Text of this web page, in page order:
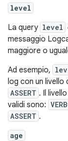
level
La query level
messaggio
maggiore o
Ad esempio,
log con un livello
ASSERT . Il
validi sono:
ASSERT .
age